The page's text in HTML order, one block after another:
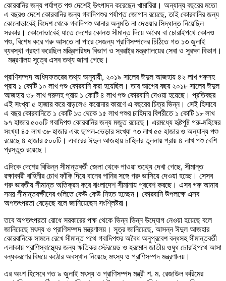
কোরবানির জন্য পর্যাপ্ত পশু দেশেই উৎপাদন করেছেন খামারিরা। অন্যান্য বছরের মতো
এ বছরও দেশে কোরবানির জন্য গবাদিপশুর পর্যাপ্ত জোগান রয়েছে, তাই কোরবানির জন্য
কোনোভাবেই বিদেশ থেকে গবাদিপশু আনার অনুমতি না দেওয়ার সিদ্ধান্ত নিয়েছিল
সরকার। কোনোভাবেই যাতে দেশের কোনও সীমান্ত দিয়ে অবৈধ বা চোরাইপথে কোনও
পশু, বিশেষ করে গরু আসতে না পারে সেজন্য প্রাণিসম্পদের চিঠিতে গত ১৩ জুলাই
ব্যবস্থা গ্রহণ করেছিল মন্ত্রিপরিষদ বিভাগ ও স্বরাষ্ট্র মন্ত্রণালয়ের সেবা ও সুরক্ষা বিভাগ।
মন্ত্রণালয় সূত্রে এসব তথ্য জানা গেছে।
প্রাণিসম্পদ অধিদফতরের তথ্য অনুযায়ী, ২০১৯ সালের ঈদুল আজহায় ৪২ লাখ গরুসহ
প্রায় ১ কোটি ১০ লাখ পশু কোরবানি করা হয়েছিল। তার আগের বছর ২০১৮ সালের ঈদুল
আজহায় ৩৮ লাখ গরুসহ প্রায় ১ কোটি ৪ লাখ পশু কোরবানি দেওয়া হয়েছে। প্রতিবছর
এই সংখ্যা ৫ হাজার করে বাড়লেও করোনার কারণে এ বছরের চিত্র ভিন্ন। সেই হিসাবে
এ বছর কোরবানিতে ১ কোটি ১৩ থেকে ১৫ লাখ পশুর চাহিদার বিপরীতে ১ কোটি ১৮ লাখ
৯৭ হাজার ৫০০টি গবাদিপশু কোরবানির জন্য মজুত রয়েছে। এরমধ্যে হৃষ্টপুষ্ট গরু-মহিষের
সংখ্যা ৪৫ লাখ ৩৮ হাজার এবং ছাগল-ভেড়ার সংখ্যা ৭৩ লাখ ৫৫ হাজার ও অন্যান্য পশু
রয়েছে ৪ হাজার ৫০০টি। এবারের ঈদুল আজহায় চাহিদার তুলনায় প্রায় ৪ লাখ পশু বেশি
প্রস্তুত রয়েছে।
এদিকে দেশের বিভিন্ন সীমান্তবর্তী জেলা থেকে পাওয়া তথ্যে দেখা গেছে, সীমান্ত
রক্ষাকারী বাহিনীর চোখ ফাঁকি দিয়ে বানের পানির সঙ্গে গরু ভাসিয়ে দেওয়া হচ্ছে। সেসব
গরু ভারতীয় সীমান্ত অতিক্রম করে বাংলাদেশ সীমানায় প্রবেশ করছে। এসব গরু আনার
সময় সীমান্তরক্ষীদের গুলিতে কেউ কেউ নিহত হচ্ছেন। কোরবানি উপলক্ষে এসব
অপতৎপরতা বেড়েছে বলে জানিয়েছেন সংশ্লিষ্টরা।
তবে অপতৎপরতা রোধে সরকারের পক্ষ থেকে ভিন্ন ভিন্ন উদ্যোগ নেওয়া হয়েছে বলে
জানিয়েছে মৎস্য ও প্রাণিসম্পদ মন্ত্রণালয়। সূত্র জানিয়েছে, আসন্ন ঈদুল আজহার
কোরবানিকে সামনে রেখে সীমান্ত পথে গবাদিপশুর অবৈধ অনুপ্রবেশ বন্ধসহ সীমান্তবর্তী
এলাকায় প্রাণিস্বাস্থ্যের জন্য ক্ষতিকর স্টেরয়েড ও হরমোন জাতীয় ওষুধ চোরাইপথে আসা
বন্ধকরণের বিষয়ে কঠোর অবস্থান নিয়েছে মৎস্য ও প্রাণিসম্পদ মন্ত্রণালয়।
এর অংশ হিসেবে গত ৯ জুলাই মৎস্য ও প্রাণিসম্পদ মন্ত্রী শ. ম. রেজাউল করিমের